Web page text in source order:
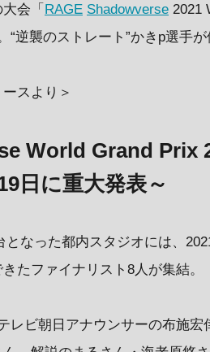
大会「 RAGE Shadowverse 2021
“逆襲のストレート”かきp選手が
スより＞
World Grand Prix
日に重大発表～
となった都内スタジオには、
たファイナリスト8人が集結。
レビ朝日アナウンサーの布施